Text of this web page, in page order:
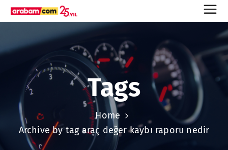
Tags
Home
Archive by tag araç değer kaybı raporu nedir